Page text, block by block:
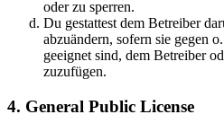
oder zu sperren.
Du gestattest dem Betreiber
abzuändern, sofern sie gegen
geeignet sind, dem Betreiber
zuzufügen.
4. General Public License